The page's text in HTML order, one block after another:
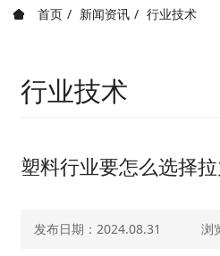
首页 新闻资讯 行业技术
行业技术
塑料行业要怎么选择
发布日期：2024.08.31 浏